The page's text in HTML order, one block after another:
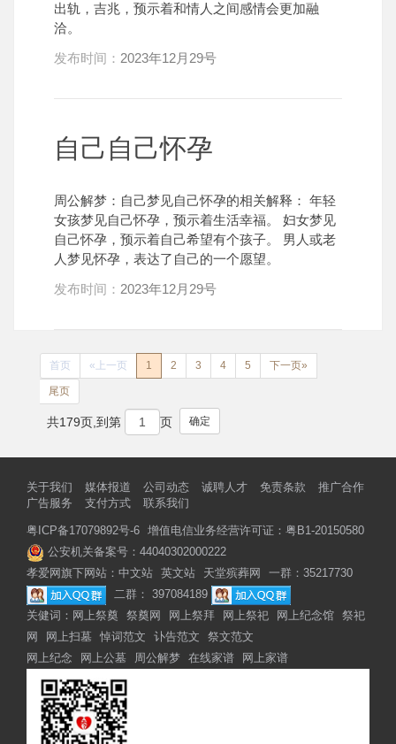
出轨，吉兆，预示着和情人之间感情会更加融
洽。
发布时间： 2023年12月29号
自己自己怀孕
周公解梦：自己梦见自己怀孕的相关解释： 年轻
女孩梦见自己怀孕，预示着生活幸福。 妇女梦见
自己怀孕，预示着自己希望有个孩子。 男人或老
人梦见怀孕，表达了自己的一个愿望。
发布时间： 2023年12月29号
首页 «上一页 1 2 3 4 5 下一页»
尾页
共179页,到第 页 确定
关于我们 媒体报道 公司动态 诚聘人才 免责条款
推广合作
广告服务
支付方式 联系我们
粤ICP备17079892号-6 增值电信业务经营许可证：粤B1-20150580
公安机关备案号：44040302000222
孝爱网旗下网站： 中文站 英文站 天堂殡葬网
一群：35217730
二群： 397084189
关健词： 网上祭奠 祭奠网 网上祭拜 网上祭祀 网上纪念馆 祭祀
网
网上扫墓 悼词范文 讣告范文
祭文范文
网上纪念
网上公墓 周公解梦 在线家谱 网上家谱